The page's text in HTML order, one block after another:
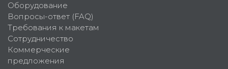
Оборудование
Вопросы-ответ (FAQ)
Требования к макетам
Сотрудничество
Коммерческие
предложения